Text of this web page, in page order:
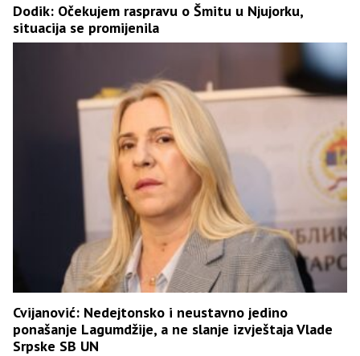
Dodik: Očekujem raspravu o Šmitu u Njujorku,
situacija se promijenila
Cvijanović: Nedejtonsko i neustavno jedino
ponašanje Lagumdžije, a ne slanje izvještaja Vlade
Srpske SB UN